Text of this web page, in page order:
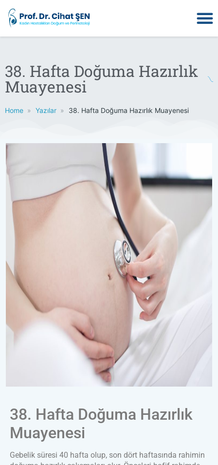
38. Hafta Doğuma Hazırlık
Muayenesi
Home Yazılar 38. Hafta Doğuma Hazırlık Muayenesi
38. Hafta Doğuma Hazırlık
Muayenesi
Gebelik süresi 40 hafta olup, son dört haftasında rahimin